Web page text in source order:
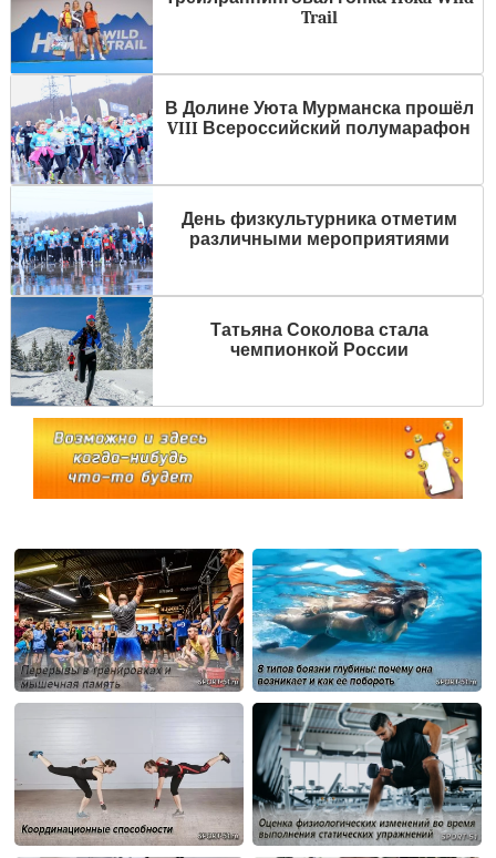
Trail
В Долине Уюта Мурманска прошёл
VIII Всероссийский полумарафон
День физкультурника отметим
различными мероприятиями
Татьяна Соколова стала
чемпионкой России